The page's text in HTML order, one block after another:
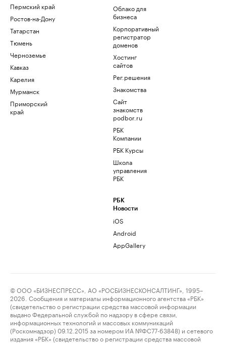
Пермский край
Ростов-на-Дону
Татарстан
Тюмень
Черноземье
Кавказ
Карелия
Мурманск
Приморский
край
Облако для
бизнеса
Корпоративный
регистратор
доменов
Хостинг
сайтов
Рег.решения
Знакомства
Сайт
знакомств
podbor.ru
РБК
Компании
РБК Курсы
Школа
управления
РБК
РБК
Новости
iOS
Android
AppGallery
© ООО «БИЗНЕСПРЕСС», АО «РОСБИЗНЕСКОНСАЛТИНГ», 1995–
2026. Сообщения и материалы информационного агентства «РБК»
(свидетельство о регистрации средства массовой информации
выдано Федеральной службой по надзору в сфере связи,
информационных технологий и массовых коммуникаций
(Роскомнадзор) 09.12.2015 за номером ИА №ФС77-63848) и сетевого
издания «РБК» (свидетельство о регистрации средства массовой